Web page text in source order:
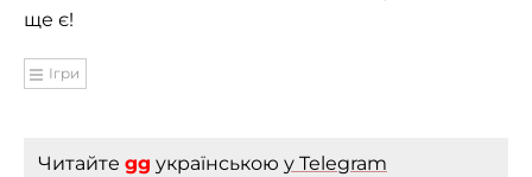
ще є!
Ігри
Читайте gg українською у Telegram